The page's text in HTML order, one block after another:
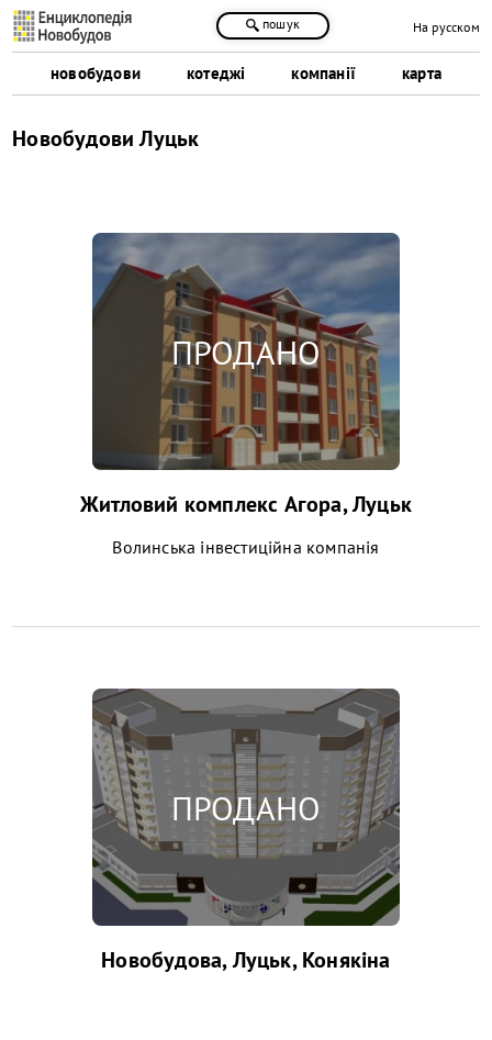
новобудови котеджі компанії карта
пошук На русском
Новобудови Луцьк
Житловий комплекс Агора, Луцьк
Волинська інвестиційна компанія
Новобудова, Луцьк, Конякіна